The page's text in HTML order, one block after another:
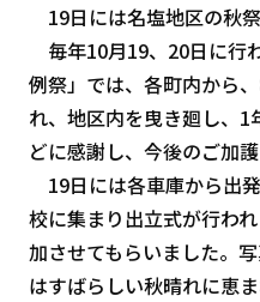
19日には名塩地区の秋
毎年10月19、20日に行
例祭」では、各町内から
れ、地区内を曳き廻し、
どに感謝し、今後のご加護
19日には各車庫から出
校に集まり出立式が行わ
加させてもらいました。
はすばらしい秋晴れに恵